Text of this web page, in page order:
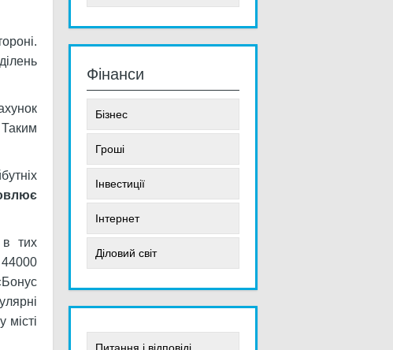
Таким
в тих
місті
Фінанси
Бізнес
Гроші
Інвестиції
Інтернет
Діловий світ